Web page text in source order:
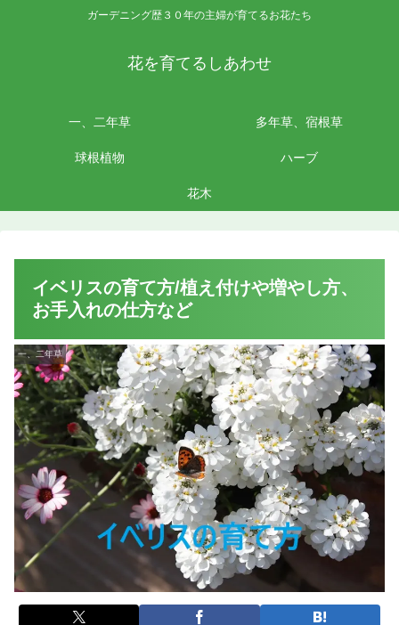
ガーデニング歴３０年の主婦が育てるお花たち
花を育てるしあわせ
一、二年草 多年草、宿根草
球根植物 ハーブ
花木
イベリスの育て方/植え付けや増やし方、
お手入れの仕方など
一、二年草